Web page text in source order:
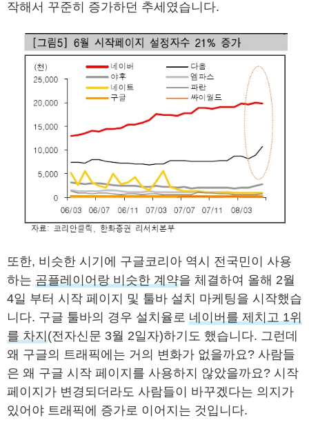
작해서 꾸준히 증가하던 추세였습니다.
또한, 비슷한 시기에 구글코리아 역시 전국민이 사용
하는 곰플레이어랑 비슷한 계약을 체결하여 올해 2월
4일 부터 시작 페이지 및 툴바 설치 마케팅을 시작했습
니다. 구글 툴바의 경우 설치율로 네이버를 제치고 1위
를 차지 (전자신문 3월 2일자)하기도 했습니다. 그런데
왜 구글의 트래픽에는 거의 변화가 없을까요? 사람들
은 왜 구글 시작 페이지를 사용하지 않았을까요? 시작
페이지가 변경되더라도 사람들이 바꾸겠다는 의지가
있어야 트래픽에 증가로 이어지는 것입니다.